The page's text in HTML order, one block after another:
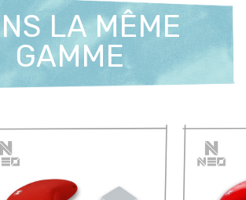
LA MÊME
GAMME